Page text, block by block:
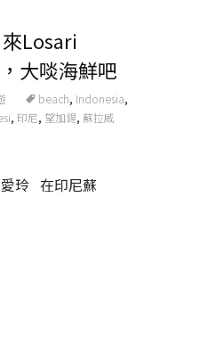
來Losari
大啖海鮮吧
beach, Indonesia,
, 印尼, 望加錫, 蘇拉威
玲 在印尼蘇